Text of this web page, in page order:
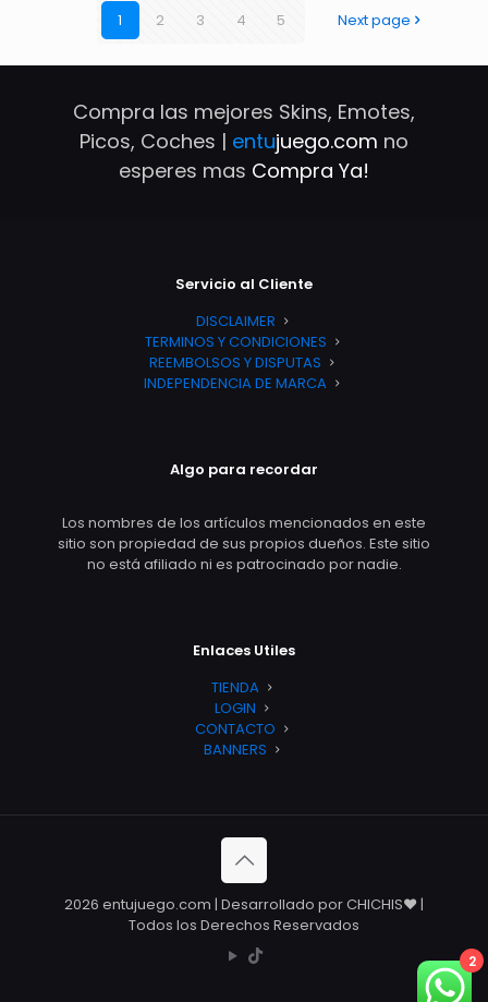
1 2 3 4 5 Next page
Compra las mejores Skins, Emotes,
Picos, Coches | entujuego.com no
esperes mas Compra Ya!
Servicio al Cliente
DISCLAIMER
TERMINOS Y CONDICIONES
REEMBOLSOS Y DISPUTAS
INDEPENDENCIA DE MARCA
Algo para recordar
Los nombres de los artículos mencionados en este
sitio son propiedad de sus propios dueños. Este sitio
no está afiliado ni es patrocinado por nadie.
Enlaces Utiles
TIENDA
LOGIN
CONTACTO
BANNERS
2026 entujuego.com | Desarrollado por CHICHIS❤️ |
Todos los Derechos Reservados
2